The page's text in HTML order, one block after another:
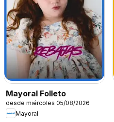
Mayoral Folleto
desde miércoles 05/08/2026
Mayoral